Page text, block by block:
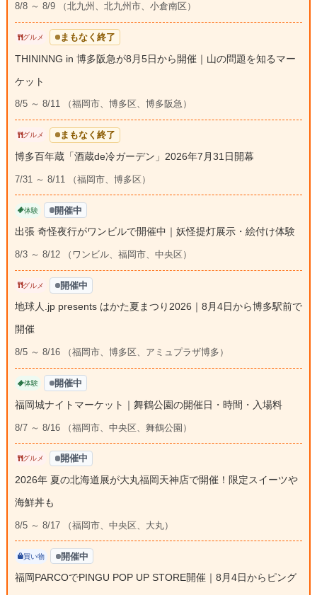
8/8 ～ 8/9 （北九州、北九州市、小倉南区）
グルメ まもなく終了
THININNG in 博多阪急が8月5日から開催｜山の問題を知るマー
ケット
8/5 ～ 8/11 （福岡市、博多区、博多阪急）
グルメ まもなく終了
博多百年蔵「酒蔵de冷ガーデン」2026年7月31日開幕
7/31 ～ 8/11 （福岡市、博多区）
体験 開催中
出張 奇怪夜行がワンビルで開催中｜妖怪提灯展示・絵付け体験
8/3 ～ 8/12 （ワンビル、福岡市、中央区）
グルメ 開催中
地球人.jp presents はかた夏まつり2026｜8月4日から博多駅前で
開催
8/5 ～ 8/16 （福岡市、博多区、アミュプラザ博多）
体験 開催中
福岡城ナイトマーケット｜舞鶴公園の開催日・時間・入場料
8/7 ～ 8/16 （福岡市、中央区、舞鶴公園）
グルメ 開催中
2026年 夏の北海道展が大丸福岡天神店で開催！限定スイーツや
海鮮丼も
8/5 ～ 8/17 （福岡市、中央区、大丸）
買い物 開催中
福岡PARCOでPINGU POP UP STORE開催｜8月4日からピング